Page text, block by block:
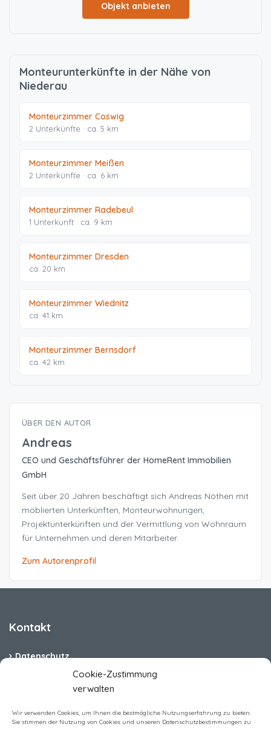
Cookie-Zustimmung
verwalten
Wir verwenden Cookies, um Ihnen die bestmögliche Nutzungserfahrung zu bieten.
Sie stimmen der Nutzung von Cookies und unseren Datenschutzbestimmungen zu
Objekt anbieten
Monteurunterkünfte in der Nähe von
Niederau
Monteurzimmer Coswig
2 Unterkünfte · ca. 5 km
Monteurzimmer Meißen
2 Unterkünfte · ca. 6 km
Monteurzimmer Radebeul
1 Unterkunft · ca. 9 km
Monteurzimmer Dresden
ca. 20 km
Monteurzimmer Wiednitz
ca. 41 km
Monteurzimmer Bernsdorf
ca. 42 km
ÜBER DEN AUTOR
Andreas
CEO und Geschäftsführer der HomeRent Immobilien
GmbH
Seit über 20 Jahren beschäftigt sich Andreas Nöthen mit
möblierten Unterkünften, Monteurwohnungen,
Projektunterkünften und der Vermittlung von Wohnraum
für Unternehmen und deren Mitarbeiter.
Zum Autorenprofil
Kontakt
Datenschutz
Cookie-Richtlinie (EU)
Barrierefreiheit